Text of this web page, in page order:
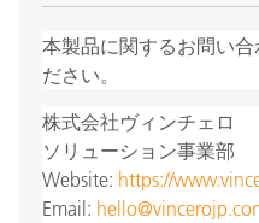
本製品に関するお問い
ださい。
株式会社ヴィンチェロ
ソリューション事業部
Website: https://
Email: